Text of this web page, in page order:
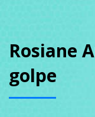
SOBRE
NOTÍCIAS
Rosiane
golpe